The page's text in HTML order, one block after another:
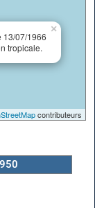
13/07/1966
tropicale.
×
contributeurs